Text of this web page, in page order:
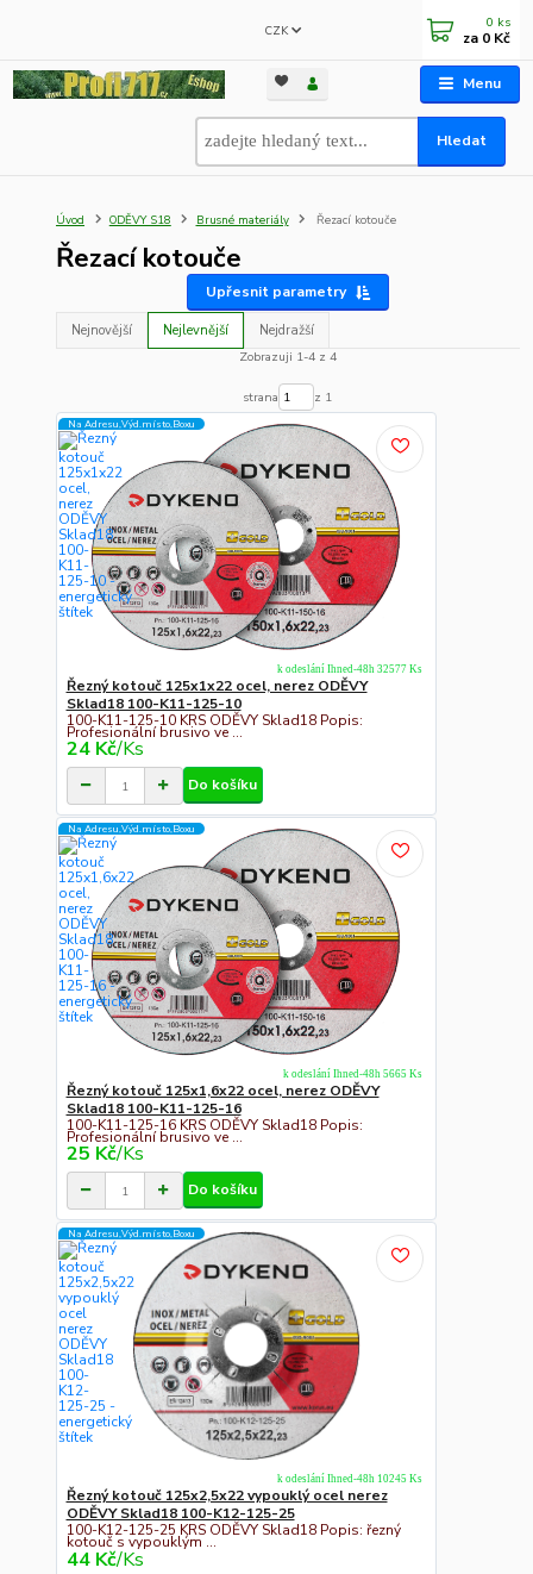
Menu
CZK
Hledat
0 ks
za 0 Kč
Úvod ODĚVY S18 Brusné materiály Řezací kotouče
Řezací kotouče
Upřesnit parametry
Nejnovější Nejlevnější
Nejdražší
Zobrazuji 1-4 z 4
strana z 1
Na Adresu,Výd.místo,Boxu
Řezný kotouč 125x1x22 ocel, nerez ODĚVY
Sklad18 100-K11-125-10
100-K11-125-10 KRS ODĚVY Sklad18 Popis:
Profesionální brusivo ve ...
24 Kč/Ks
k odeslání Ihned-48h 32577 Ks
Do košíku
Na Adresu,Výd.místo,Boxu
Řezný kotouč 125x1,6x22 ocel, nerez ODĚVY
Sklad18 100-K11-125-16
100-K11-125-16 KRS ODĚVY Sklad18 Popis:
Profesionální brusivo ve ...
25 Kč/Ks
k odeslání Ihned-48h 5665 Ks
Do košíku
Na Adresu,Výd.místo,Boxu
Řezný kotouč 125x2,5x22 vypouklý ocel nerez
ODĚVY Sklad18 100-K12-125-25
100-K12-125-25 KRS ODĚVY Sklad18 Popis: řezný
kotouč s vypouklým ...
44 Kč/Ks
k odeslání Ihned-48h 10245 Ks